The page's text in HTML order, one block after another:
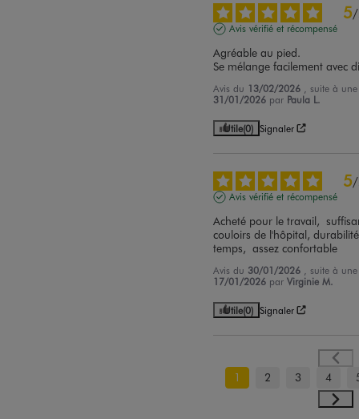
5/
Avis vérifié et récompensé
Agréable au pied.
Se mélange facilement avec
Avis du 13/02/2026
, suite à
31/01/2026 par Paula L.
Utile(0) Signaler
5/
Avis vérifié et récompensé
Acheté pour le travail,
couloirs de l'hôpital,
temps,  assez confortable
Avis du 30/01/2026
, suite à
17/01/2026 parVirginie M.
Utile(0) Signaler
1 2 3 4